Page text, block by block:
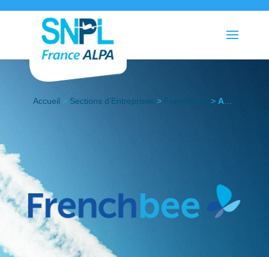
Accueil > Sections d’Entreprises > French Bee > Actualités